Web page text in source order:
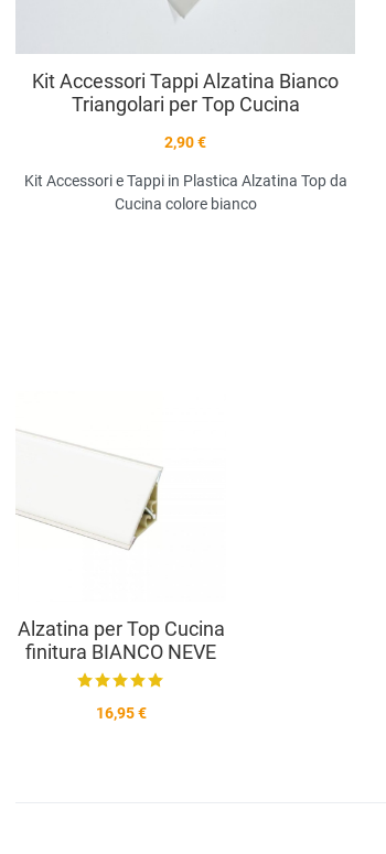
Kit Accessori Tappi Alzatina Bianco
Triangolari per Top Cucina
2,90 €
Kit Accessori e Tappi in Plastica Alzatina Top da
Cucina colore bianco
Alzatina per Top Cucina
finitura BIANCO NEVE
16,95 €